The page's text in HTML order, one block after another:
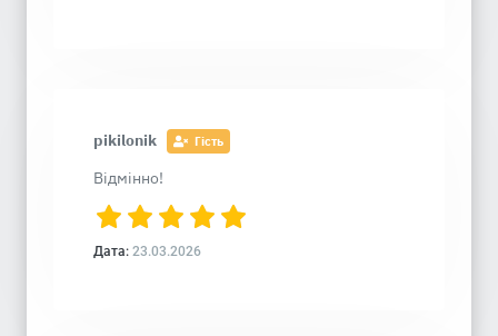
pikilonik Гість
Відмінно!
Дата: 23.03.2026